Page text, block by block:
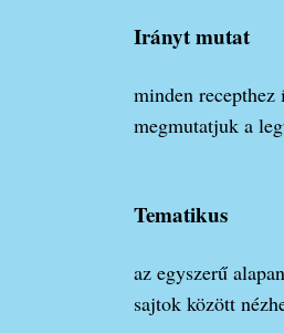
Irányt mutat
minden
megmutatjuk a
Tematikus
az egyszerű
sajtok között